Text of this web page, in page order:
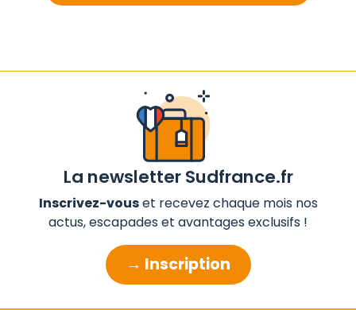
La newsletter Sudfrance.fr
Inscrivez-vouset recevez chaque mois nos
actus, escapades et avantages exclusifs !
→ Inscription